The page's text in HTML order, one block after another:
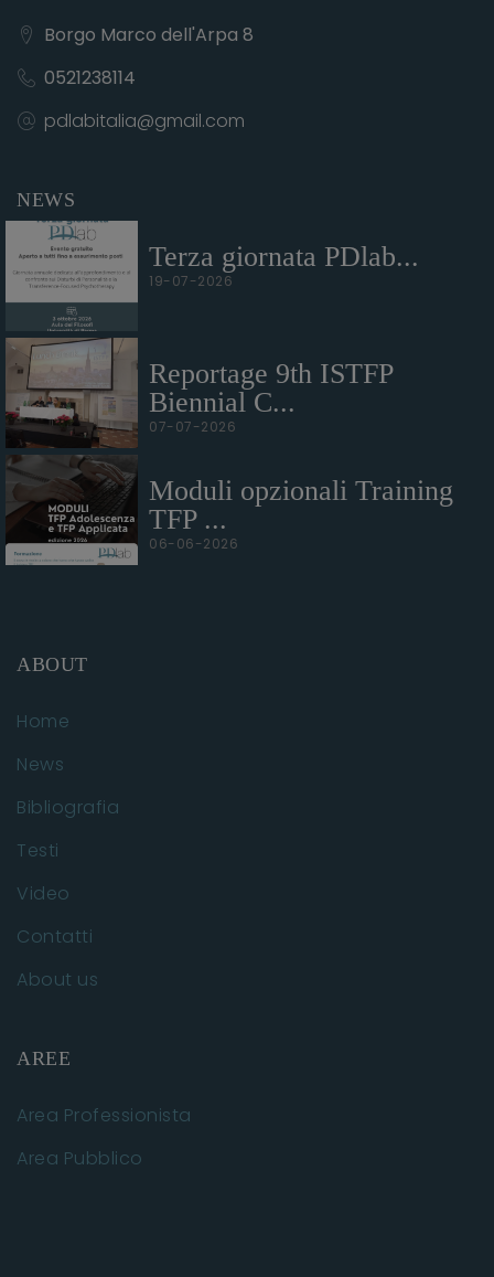
Borgo Marco dell'Arpa 8
0521238114
pdlabitalia@gmail.com
NEWS
Terza giornata PDlab...
19-07-2026
Reportage 9th ISTFP
Biennial C...
07-07-2026
Moduli opzionali Training
TFP ...
06-06-2026
ABOUT
Home
News
Bibliografia
Testi
Video
Contatti
About us
AREE
Area Professionista
Area Pubblico